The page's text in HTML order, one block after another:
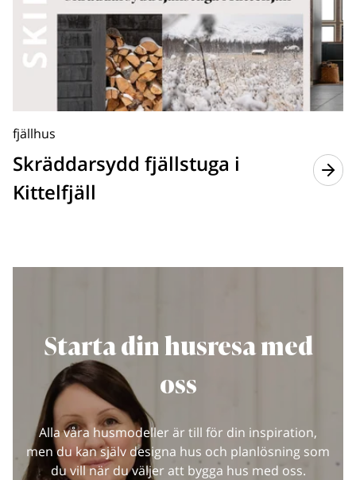
fjällhus
Skräddarsydd fjällstuga i
Kittelfjäll
Starta din husresa med
oss
Alla våra husmodeller är till för din inspiration,
men du kan själv designa hus och planlösning som
du vill när du väljer att bygga hus med oss.